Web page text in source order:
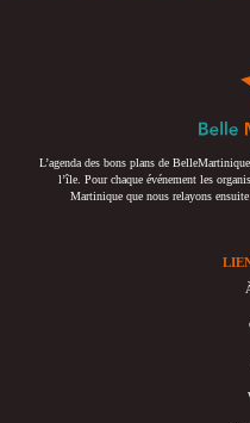
L’agenda des bons plans de
l’île. Pour chaque événement les
Martinique que nous relayons